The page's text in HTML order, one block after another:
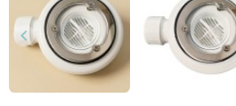
Precedente
keyboard_arrow_left